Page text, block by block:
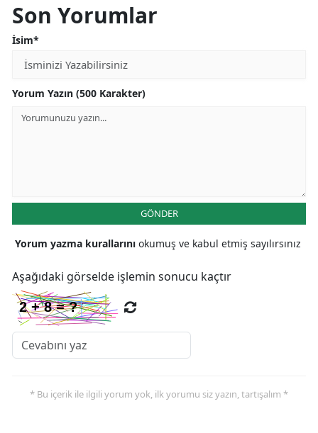
Manisa
Son Yorumlar
İsim*
Yorum Yazın (500 Karakter)
GÖNDER
Yorum yazma kurallarını okumuş ve kabul etmiş sayılırsınız
Aşağıdaki görselde işlemin sonucu kaçtır
* Bu içerik ile ilgili yorum yok, ilk yorumu siz yazın, tartışalım *